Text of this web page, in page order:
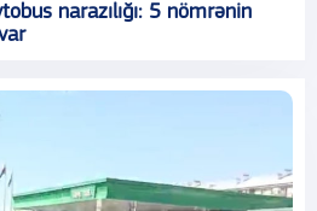
narazılığı: 5 nömrənin